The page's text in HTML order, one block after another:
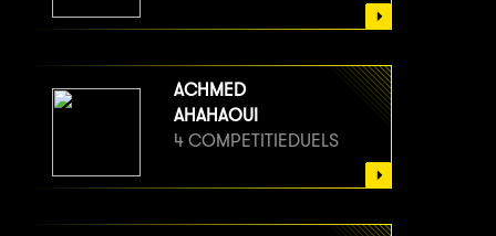
ACHMED
AHAHAOUI
4 COMPETITIEDUELS